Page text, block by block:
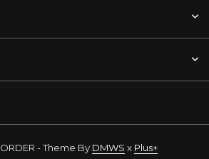
- Theme By DMWS x Plus+